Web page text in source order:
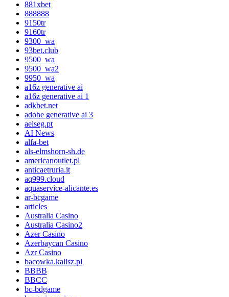
881xbet
888888
9150tr
9160tr
9300_wa
93bet.club
9500_wa
9500_wa2
9950_wa
a16z generative ai
a16z generative ai 1
adkbet.net
adobe generative ai 3
aeiseg.pt
AI News
alfa-bet
als-elmshorn-sh.de
americanoutlet.pl
anticaetruria.it
aq999.cloud
aquaservice-alicante.es
ar-bcgame
articles
Australia Casino
Australia Casino2
Azer Casino
Azerbaycan Casino
Azr Casino
bacowka.kalisz.pl
BBBB
BBCC
bc-bdgame